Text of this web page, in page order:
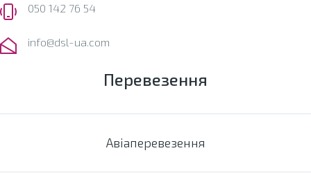
050 142 76 54
info@dsl-ua.com
Перевезення
Авіаперевезення